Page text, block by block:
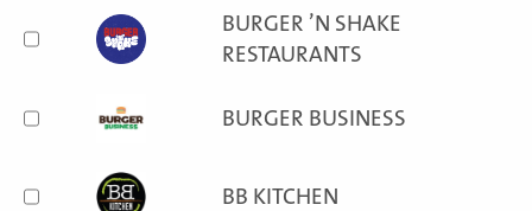
BURGER ’N SHAKE
RESTAURANTS
BURGER BUSINESS
BB KITCHEN